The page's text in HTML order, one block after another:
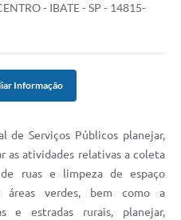
- IBATE - SP - 14815-
Informação
de Serviços Públicos planejar,
as atividades relativas a coleta
ruas e limpeza de espaço
áreas verdes, bem como a
e estradas rurais, planejar,